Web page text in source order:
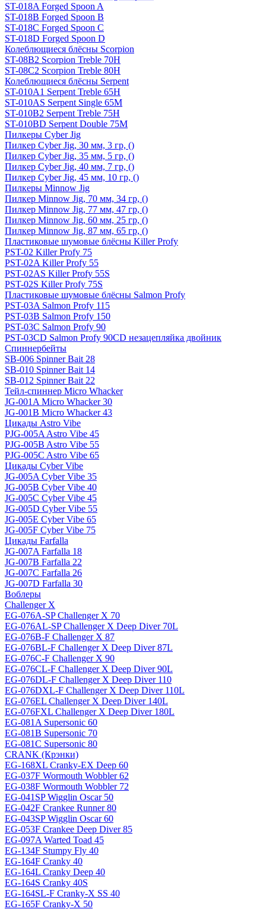
ST-018A Forged Spoon A
ST-018B Forged Spoon B
ST-018C Forged Spoon C
ST-018D Forged Spoon D
Колеблющиеся блёсны Scorpion
ST-08B2 Scorpion Treble 70H
ST-08C2 Scorpion Treble 80H
Колеблющиеся блёсны Serpent
ST-010A1 Serpent Treble 65H
ST-010AS Serpent Single 65M
ST-010B2 Serpent Treble 75H
ST-010BD Serpent Double 75M
Пилкеры Cyber Jig
Пилкер Cyber Jig, 30 мм, 3 гр, ()
Пилкер Cyber Jig, 35 мм, 5 гр, ()
Пилкер Cyber Jig, 40 мм, 7 гр, ()
Пилкер Cyber Jig, 45 мм, 10 гр, ()
Пилкеры Minnow Jig
Пилкер Minnow Jig, 70 мм, 34 гр, ()
Пилкер Minnow Jig, 77 мм, 47 гр, ()
Пилкер Minnow Jig, 60 мм, 25 гр, ()
Пилкер Minnow Jig, 87 мм, 65 гр, ()
Пластиковые шумовые блёсны Killer Profy
PST-02 Killer Profy 75
PST-02A Killer Profy 55
PST-02AS Killer Profy 55S
PST-02S Killer Profy 75S
Пластиковые шумовые блёсны Salmon Profy
PST-03A Salmon Profy 115
PST-03B Salmon Profy 150
PST-03C Salmon Profy 90
PST-03CD Salmon Profy 90CD незацепляйка двойник
Спиннербейты
SB-006 Spinner Bait 28
SB-010 Spinner Bait 14
SB-012 Spinner Bait 22
Тейл-спиннер Micro Whacker
JG-001A Micro Whacker 30
JG-001B Micro Whacker 43
Цикады Astro Vibe
PJG-005A Astro Vibe 45
PJG-005B Astro Vibe 55
PJG-005C Astro Vibe 65
Цикады Cyber Vibe
JG-005A Cyber Vibe 35
JG-005B Cyber Vibe 40
JG-005C Cyber Vibe 45
JG-005D Cyber Vibe 55
JG-005E Cyber Vibe 65
JG-005F Cyber Vibe 75
Цикады Farfalla
JG-007A Farfalla 18
JG-007B Farfalla 22
JG-007C Farfalla 26
JG-007D Farfalla 30
Воблеры
Challenger X
EG-076A-SP Challenger X 70
EG-076AL-SP Challenger X Deep Diver 70L
EG-076B-F Challenger X 87
EG-076BL-F Challenger X Deep Diver 87L
EG-076C-F Challenger X 90
EG-076CL-F Challenger X Deep Diver 90L
EG-076DL-F Challenger X Deep Diver 110
EG-076DXL-F Challenger X Deep Diver 110L
EG-076EL Challenger X Deep Diver 140L
EG-076FXL Challenger X Deep Diver 180L
EG-081A Supersonic 60
EG-081B Supersonic 70
EG-081C Supersonic 80
CRANK (Крэнки)
EG-168XL Cranky-EX Deep 60
EG-037F Wormouth Wobbler 62
EG-038F Wormouth Wobbler 72
EG-041SP Wigglin Oscar 50
EG-042F Crankee Runner 80
EG-043SP Wigglin Oscar 60
EG-053F Crankee Deep Diver 85
EG-097A Warted Toad 45
EG-134F Stumpy Fly 40
EG-164F Cranky 40
EG-164L Cranky Deep 40
EG-164S Cranky 40S
EG-164SL-F Cranky-X SS 40
EG-165F Cranky-X 50